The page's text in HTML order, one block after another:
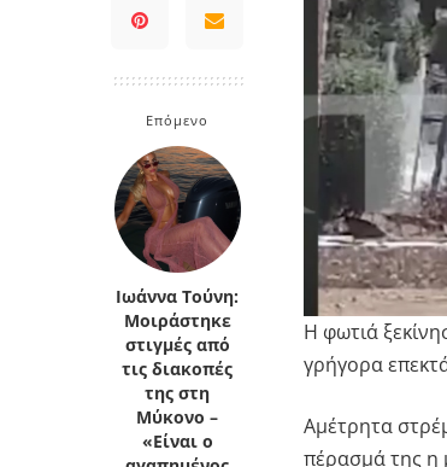
Κρήτη
Πελοπόννησος
Επόμενο
Ιωάννα Τούνη:
Μοιράστηκε
στιγμές από
τις διακοπές
της στη
Μύκονο –
«Είναι ο
Η φωτιά
γρήγορα
Αμέτρητα
πέρασμά της η